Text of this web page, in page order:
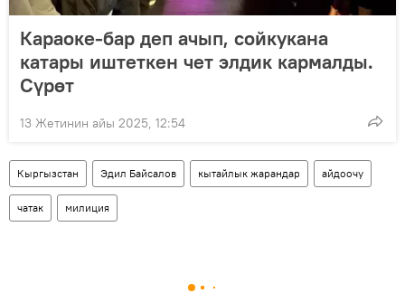
Караоке-бар деп ачып, сойкукана
катары иштеткен чет элдик кармалды.
Сүрөт
13 Жетинин айы 2025, 12:54
Кыргызстан Эдил Байсалов кытайлык жарандар айдоочу
чатак милиция